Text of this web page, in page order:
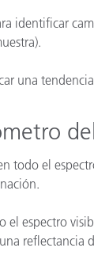
identificar
una
todo el
espectro
reflectancia